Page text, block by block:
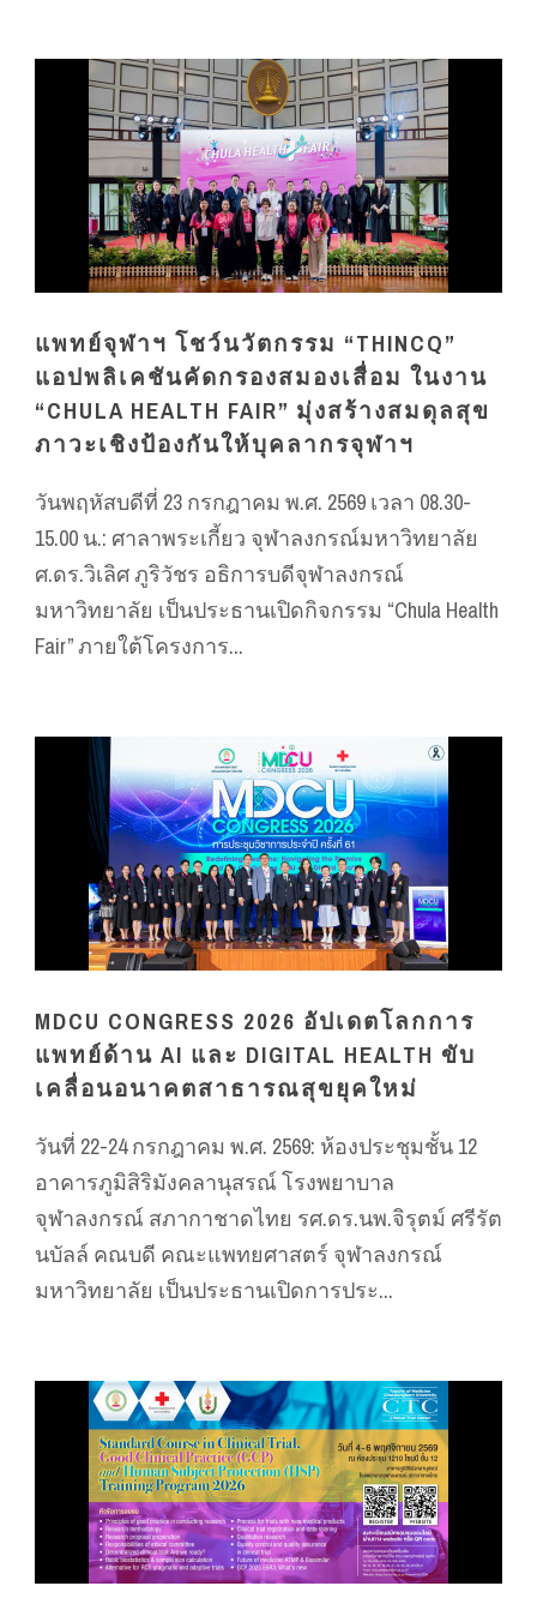
แพทย์จุฬาฯ โชว์นวัตกรรม “THINCQ”
แอปพลิเคชันคัดกรองสมองเสื่อม ในงาน
“CHULA HEALTH FAIR” มุ่งสร้างสมดุลสุข
ภาวะเชิงป้องกันให้บุคลากรจุฬาฯ
วันพฤหัสบดีที่ 23 กรกฎาคม พ.ศ. 2569 เวลา 08.30-
15.00 น.: ศาลาพระเกี้ยว จุฬาลงกรณ์มหาวิทยาลัย
ศ.ดร.วิเลิศ ภูริวัชร อธิการบดีจุฬาลงกรณ์
มหาวิทยาลัย เป็นประธานเปิดกิจกรรม “Chula Health
Fair” ภายใต้โครงการ...
MDCU CONGRESS 2026 อัปเดตโลกการ
แพทย์ด้าน AI และ DIGITAL HEALTH ขับ
เคลื่อนอนาคตสาธารณสุขยุคใหม่
วันที่ 22-24 กรกฎาคม พ.ศ. 2569: ห้องประชุมชั้น 12
อาคารภูมิสิริมังคลานุสรณ์ โรงพยาบาล
จุฬาลงกรณ์ สภากาชาดไทย รศ.ดร.นพ.จิรุตม์ ศรีรัต
นบัลล์ คณบดี คณะแพทยศาสตร์ จุฬาลงกรณ์
มหาวิทยาลัย เป็นประธานเปิดการประ...